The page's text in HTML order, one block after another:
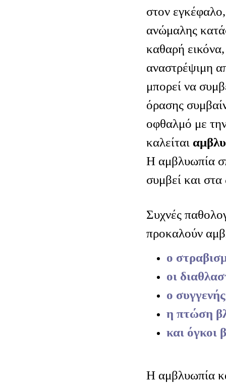
στον εγκέφαλο,
ανώμαλης
καθαρή
αναστρέψιμη
μπορεί να
όρασης
οφθαλμό με
καλείται
Η αμβλυωπία
συμβεί και
Συχνές
προκαλούν
ο
οι
ο
η πτώση
και όγκοι
Η αμβλυωπία